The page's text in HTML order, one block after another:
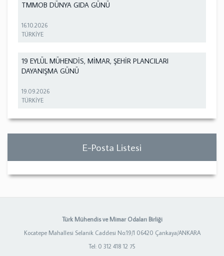
TMMOB DÜNYA GIDA GÜNÜ
16.10.2026
TÜRKİYE
19 EYLÜL MÜHENDİS, MİMAR, ŞEHİR PLANCILARI
DAYANIŞMA GÜNÜ
19.09.2026
TÜRKİYE
E-Posta Listesi
Türk Mühendis ve Mimar Odaları Birliği
Kocatepe Mahallesi Selanik Caddesi No:19/1 06420 Çankaya/ANKARA
Tel: 0 312 418 12 75